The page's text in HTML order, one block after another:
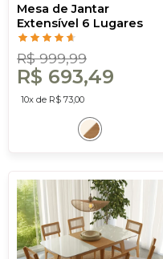
Mesa de Jantar
Extensível 6 Lugares
Lisboa Off White/Freijó
- Dalla Costa
R$ 999,99
R$ 693,49
10x de R$ 73,00